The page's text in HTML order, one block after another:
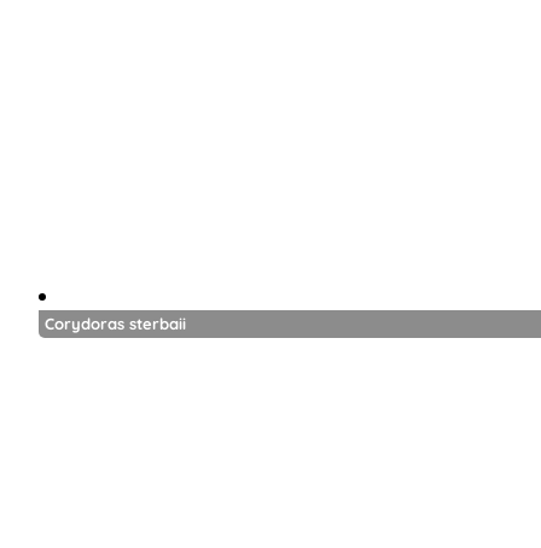
Corydoras sterbaii